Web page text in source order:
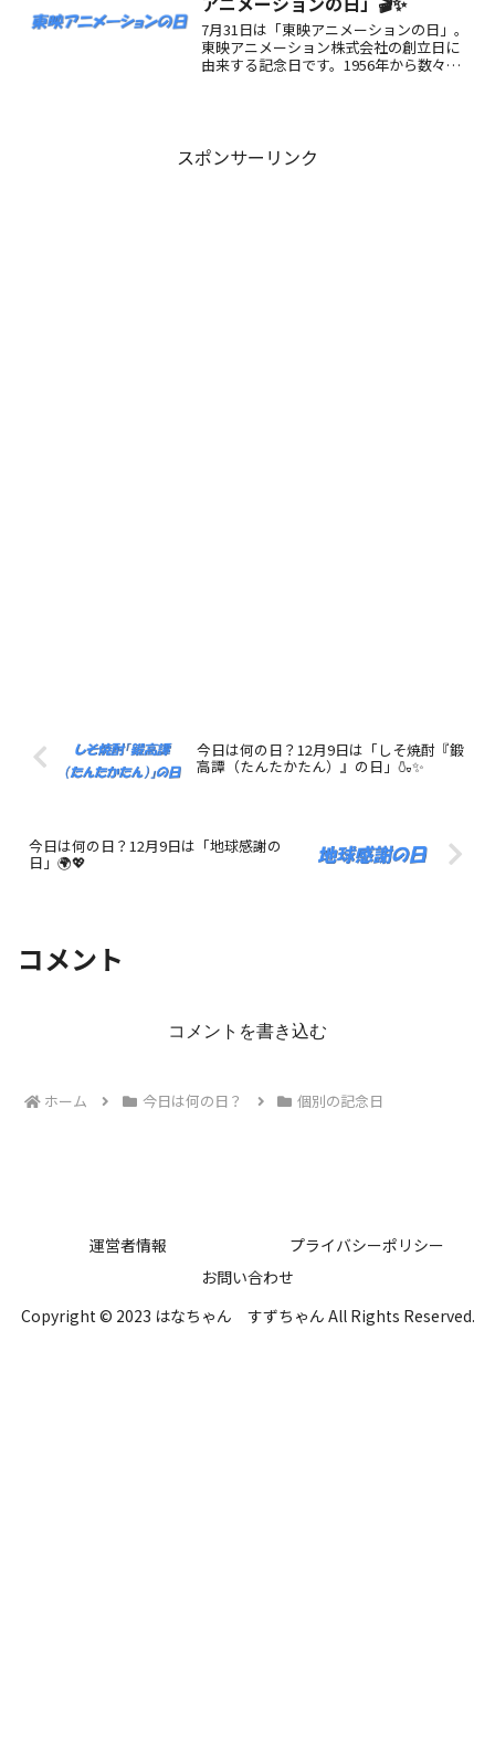
7月31日は「東映アニメーションの日」。
東映アニメーション株式会社の創立日に
由来する記念日です。1956年から数々の
スポンサーリンク
今日は何の日？12月9日は「しそ焼酎『鍛
高譚（たんたかたん）』の日」🍶✨
今日は何の日？12月9日は「地球感謝の
日」🌍💖
コメント
コメントを書き込む
ホーム 今日は何の日？ 個別の記念日
運営者情報
プライバシーポリシー
お問い合わせ
Copyright © 2023 はなちゃん すずちゃん All Rights Reserved.